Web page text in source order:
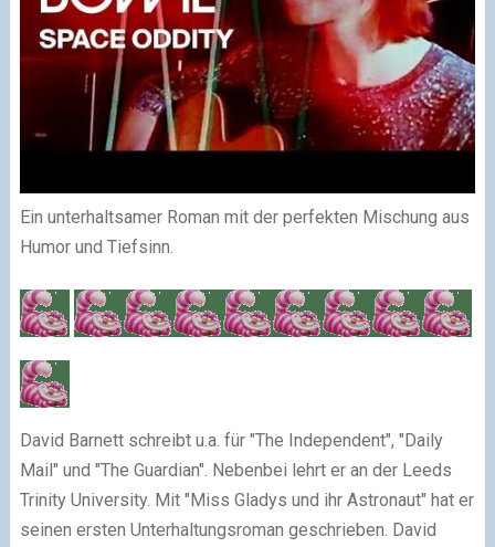
Ein unterhaltsamer Roman mit der perfekten Mischung aus
Humor und Tiefsinn.
David Barnett schreibt u.a. für "The Independent", "Daily
Mail" und "The Guardian". Nebenbei lehrt er an der Leeds
Trinity University. Mit "Miss Gladys und ihr Astronaut" hat er
seinen ersten Unterhaltungsroman geschrieben. David